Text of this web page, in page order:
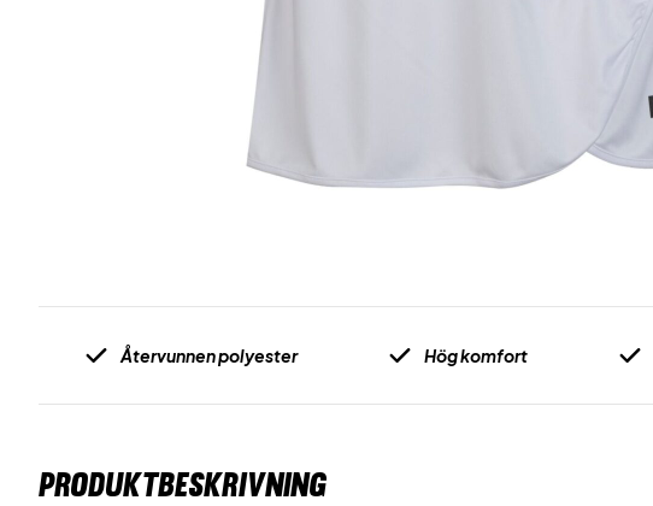
Återvunnen polyester Hög komfort
PRODUKTBESKRIVNING